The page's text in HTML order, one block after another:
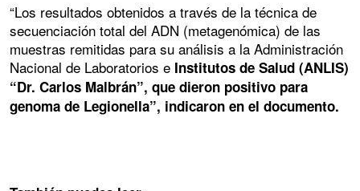
“Los resultados obtenidos a través de la técnica de
secuenciación total del ADN (metagenómica) de las
muestras remitidas para su análisis a la Administración
Nacional de Laboratorios e Institutos de Salud (ANLIS)
“Dr. Carlos Malbrán”, que dieron positivo para
genoma de Legionella”, indicaron en el documento.